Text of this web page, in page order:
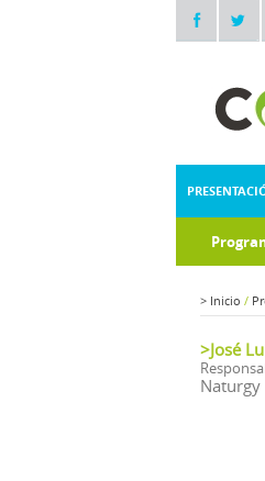
> Inicio /
>José
Naturgy